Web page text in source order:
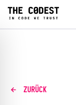
ZURÜCK